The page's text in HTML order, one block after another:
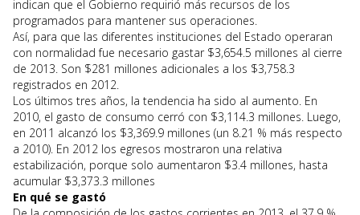
indican que el Gobierno requirió más recursos de los
programados para mantener sus operaciones.
Así, para que las diferentes instituciones del Estado operaran
con normalidad fue necesario gastar $3,654.5 millones al cierre
de 2013. Son $281 millones adicionales a los $3,758.3
registrados en 2012.
Los últimos tres años, la tendencia ha sido al aumento. En
2010, el gasto de consumo cerró con $3,114.3 millones. Luego,
en 2011 alcanzó los $3,369.9 millones (un 8.21 % más respecto
a 2010). En 2012 los egresos mostraron una relativa
estabilización, porque solo aumentaron $3.4 millones, hasta
acumular $3,373.3 millones
En qué se gastó